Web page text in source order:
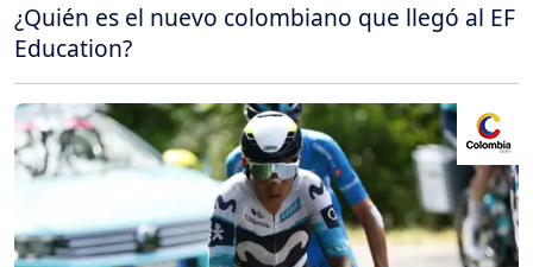
¿Quién es el nuevo colombiano que llegó al EF
Education?